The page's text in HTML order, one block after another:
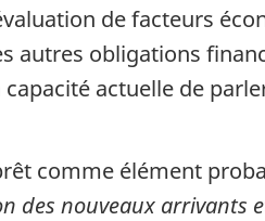
de facteurs
autres obligations
actuelle de
comme élément
des nouveaux arrivants